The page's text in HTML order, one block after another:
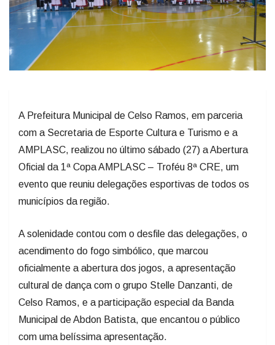
A Prefeitura Municipal de Celso Ramos, em parceria
com a Secretaria de Esporte Cultura e Turismo e a
AMPLASC, realizou no último sábado (27) a Abertura
Oficial da 1ª Copa AMPLASC – Troféu 8ª CRE, um
evento que reuniu delegações esportivas de todos os
municípios da região.
A solenidade contou com o desfile das delegações, o
acendimento do fogo simbólico, que marcou
oficialmente a abertura dos jogos, a apresentação
cultural de dança com o grupo Stelle Danzanti, de
Celso Ramos, e a participação especial da Banda
Municipal de Abdon Batista, que encantou o público
com uma belíssima apresentação.